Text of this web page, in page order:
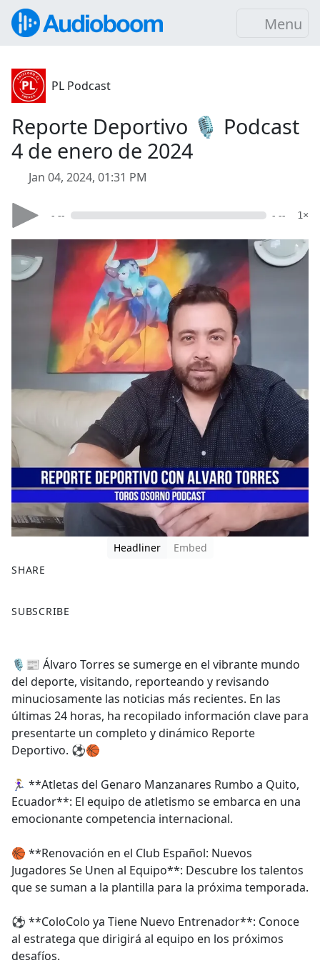
Menu
PL Podcast
Reporte Deportivo 🎙️ Podcast
4 de enero de 2024
Jan 04, 2024, 01:31 PM
- -- - -- 1×
Headliner
Embed
SHARE
a
b
o
o
k
SUBSCRIBE
🎙️📰 Álvaro Torres se sumerge en el vibrante mundo
del deporte, visitando, reporteando y revisando
minuciosamente las noticias más recientes. En las
últimas 24 horas, ha recopilado información clave para
presentarte un completo y dinámico Reporte
Deportivo. ⚽🏀
🏃🏼‍♀️ **Atletas del Genaro Manzanares Rumbo a Quito,
Ecuador**: El equipo de atletismo se embarca en una
emocionante competencia internacional.
🏀 **Renovación en el Club Español: Nuevos
Jugadores Se Unen al Equipo**: Descubre los talentos
que se suman a la plantilla para la próxima temporada.
⚽ **ColoColo ya Tiene Nuevo Entrenador**: Conoce
al estratega que dirigirá al equipo en los próximos
desafíos.